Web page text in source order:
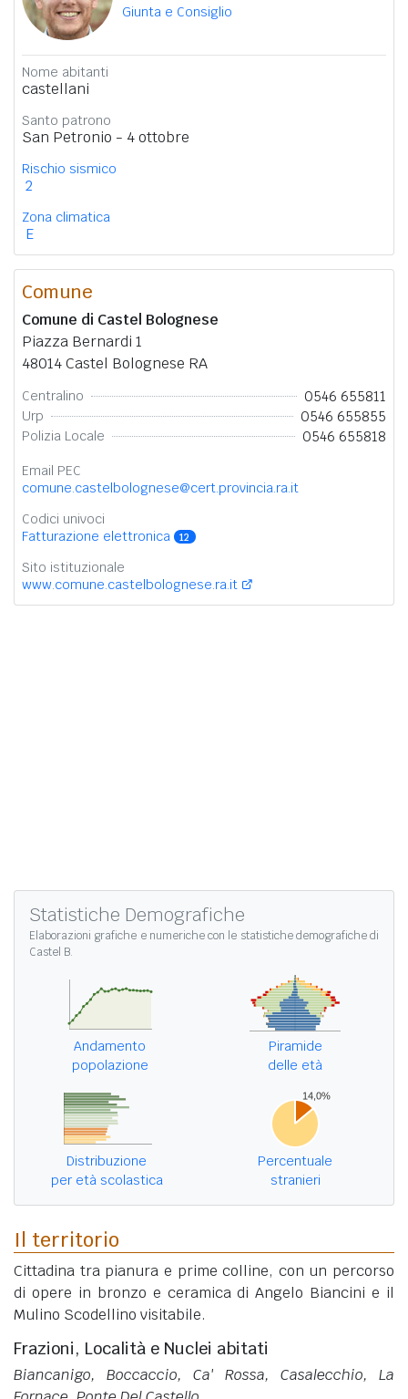
Giunta e Consiglio
Nome abitanti
castellani
Santo patrono
San Petronio - 4 ottobre
Rischio sismico
2
Zona climatica
E
Comune
Comune di Castel Bolognese
Piazza Bernardi 1
48014 Castel Bolognese RA
Centralino 0546 655811
Urp 0546 655855
Polizia Locale 0546 655818
Email PEC
comune.castelbolognese@cert.provincia.ra.it
Codici univoci
Fatturazione elettronica
12
Sito istituzionale
www.comune.castelbolognese.ra.it
Statistiche Demografiche
Elaborazioni grafiche e numeriche con le statistiche demografiche di
Castel B.
Andamento
popolazione
Piramide
delle età
Distribuzione
per età scolastica
Percentuale
stranieri
Il territorio
Cittadina tra pianura e prime colline, con un percorso
di opere in bronzo e ceramica di Angelo Biancini e il
Mulino Scodellino visitabile.
Frazioni, Località e Nuclei abitati
Biancanigo, Boccaccio, Ca' Rossa, Casalecchio, La